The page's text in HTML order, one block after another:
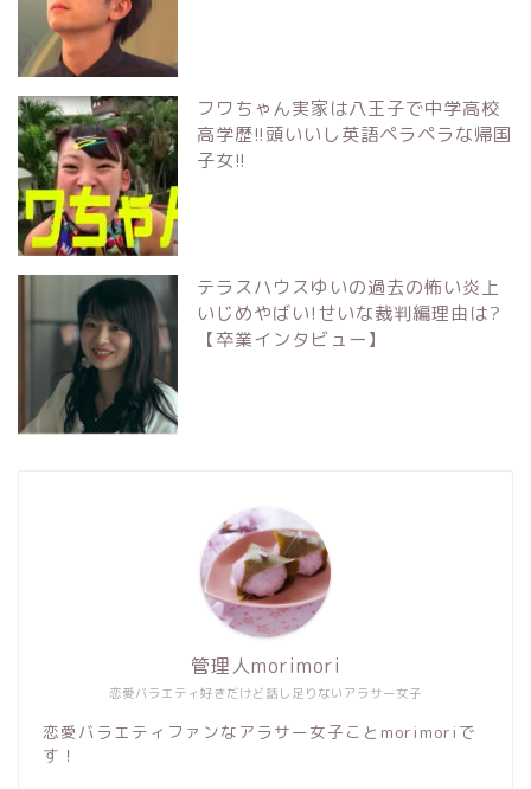
フワちゃん実家は八王子で中学高校
高学歴!!頭いいし英語ペラペラな帰国
子女!!
テラスハウスゆいの過去の怖い炎上
いじめやばい!せいな裁判編理由は?
【卒業インタビュー】
恋愛バラエティ好きだけど話し足りないアラサー女子
管理人morimori
恋愛バラエティファンなアラサー女子ことmorimoriで
す！